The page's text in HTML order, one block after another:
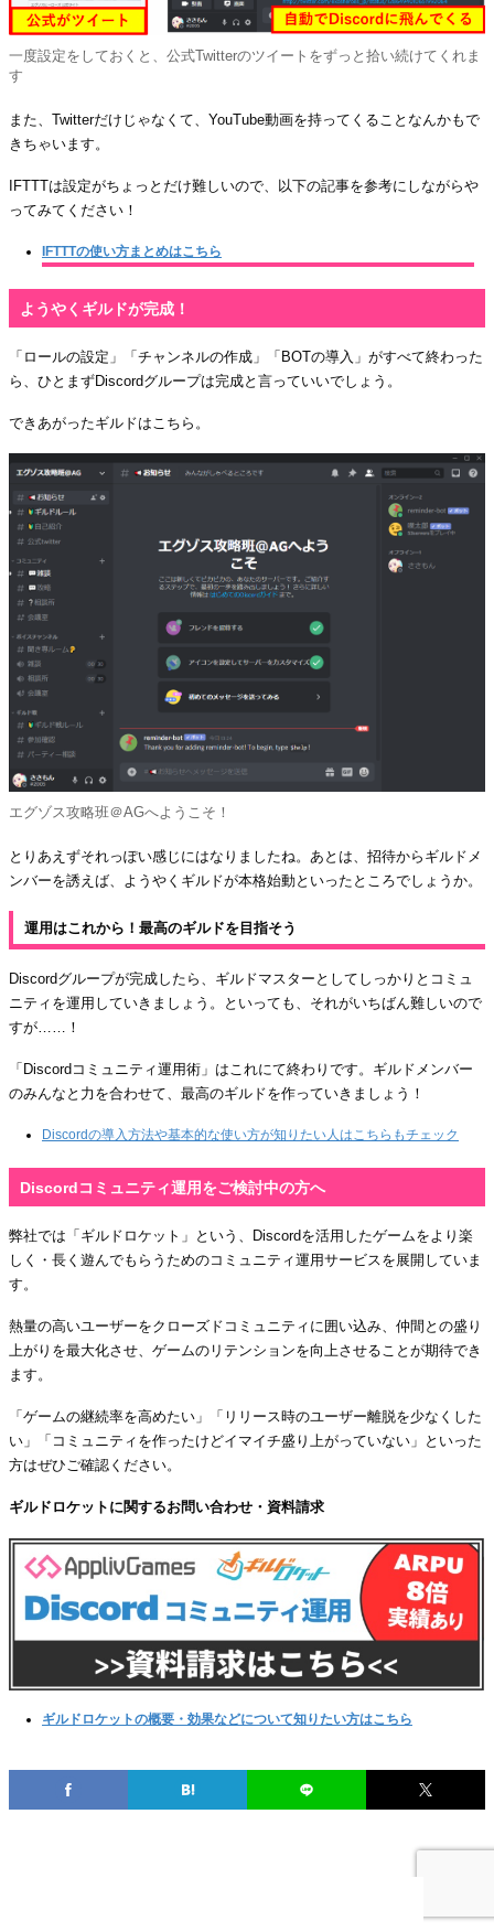
一度設定をしておくと、公式Twitterのツイートをずっと拾い続けてくれま
す
また、Twitterだけじゃなくて、YouTube動画を持ってくることなんかもで
きちゃいます。
IFTTTは設定がちょっとだけ難しいので、以下の記事を参考にしながらや
ってみてください！
IFTTTの使い方まとめはこちら
ようやくギルドが完成！
「ロールの設定」「チャンネルの作成」「BOTの導入」がすべて終わった
ら、ひとまずDiscordグループは完成と言っていいでしょう。
できあがったギルドはこちら。
エグゾス攻略班＠AGへようこそ！
とりあえずそれっぽい感じにはなりましたね。あとは、招待からギルドメ
ンバーを誘えば、ようやくギルドが本格始動といったところでしょうか。
運用はこれから！最高のギルドを目指そう
Discordグループが完成したら、ギルドマスターとしてしっかりとコミュ
ニティを運用していきましょう。といっても、それがいちばん難しいので
すが……！
「Discordコミュニティ運用術」はこれにて終わりです。ギルドメンバー
のみんなと力を合わせて、最高のギルドを作っていきましょう！
Discordの導入方法や基本的な使い方が知りたい人はこちらもチェック
Discordコミュニティ運用をご検討中の方へ
弊社では「ギルドロケット」という、Discordを活用したゲームをより楽
しく・長く遊んでもらうためのコミュニティ運用サービスを展開していま
す。
熱量の高いユーザーをクローズドコミュニティに囲い込み、仲間との盛り
上がりを最大化させ、ゲームのリテンションを向上させることが期待でき
ます。
「ゲームの継続率を高めたい」「リリース時のユーザー離脱を少なくした
い」「コミュニティを作ったけどイマイチ盛り上がっていない」といった
方はぜひご確認ください。
ギルドロケットに関するお問い合わせ・資料請求
ギルドロケットの概要・効果などについて知りたい方はこちら